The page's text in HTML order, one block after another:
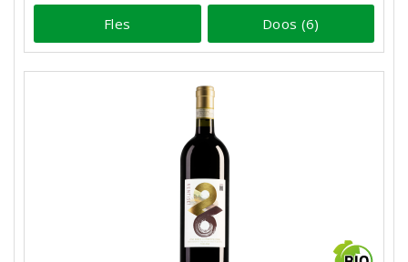
Fles Doos (6)